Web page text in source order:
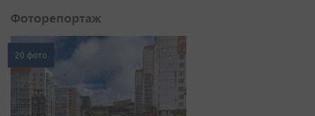
Фоторепортаж
20 фото